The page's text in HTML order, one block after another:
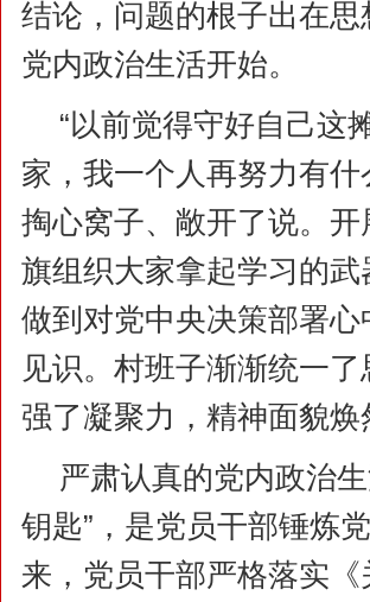
结论，问题的根子出在
党内政治生活开始。
“以前觉得守好自己这
家，我一个人再努力有
掏心窝子、敞开了说。
旗组织大家拿起学习的
做到对党中央决策部署
见识。村班子渐渐统一
强了凝聚力，精神面貌
严肃认真的党内政治
钥匙”，是党员干部锤炼
来，党员干部严格落实